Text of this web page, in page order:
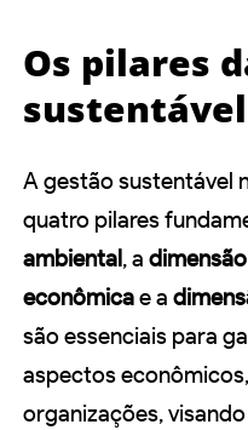
Os pilares
A gestão sustentável
quatro pilares
ambiental, a
econômicae a
são essenciais para
aspectos
organizações,